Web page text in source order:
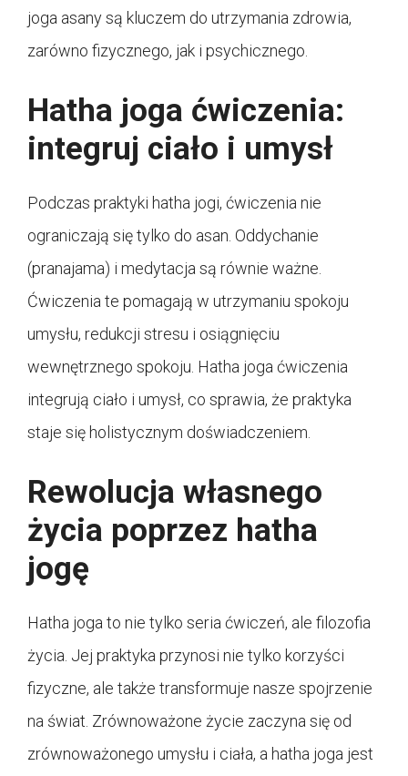
joga asany są kluczem do utrzymania zdrowia,
zarówno fizycznego, jak i psychicznego.
Hatha joga ćwiczenia:
integruj ciało i umysł
Podczas praktyki hatha jogi, ćwiczenia nie
ograniczają się tylko do asan. Oddychanie
(pranajama) i medytacja są równie ważne.
Ćwiczenia te pomagają w utrzymaniu spokoju
umysłu, redukcji stresu i osiągnięciu
wewnętrznego spokoju. Hatha joga ćwiczenia
integrują ciało i umysł, co sprawia, że praktyka
staje się holistycznym doświadczeniem.
Rewolucja własnego
życia poprzez hatha
jogę
Hatha joga to nie tylko seria ćwiczeń, ale filozofia
życia. Jej praktyka przynosi nie tylko korzyści
fizyczne, ale także transformuje nasze spojrzenie
na świat. Zrównoważone życie zaczyna się od
zrównoważonego umysłu i ciała, a hatha joga jest